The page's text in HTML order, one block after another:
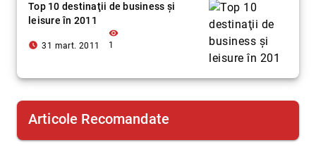
Top 10 destinaţii de business şi
leisure în 2011
access_time_filled 31 mart. 2011
visibility
1
Articole Recomandate